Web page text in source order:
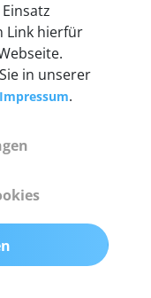
&
Link hierfür
in unserer
Impressum.